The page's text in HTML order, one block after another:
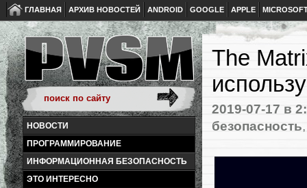
ГЛАВНАЯ АРХИВ НОВОСТЕЙ ANDROID GOOGLE APPLE
НОВОСТИ
ПРОГРАММИРОВАНИЕ
ИНФОРМАЦИОННАЯ БЕЗОПАСНОСТЬ
ЭТО ИНТЕРЕСНО
The
2019-07-17 в
безопасность